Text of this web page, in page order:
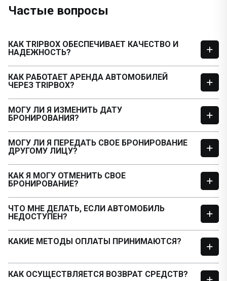
Частые вопросы
КАК TRIPBOX ОБЕСПЕЧИВАЕТ КАЧЕСТВО И
НАДЕЖНОСТЬ?
КАК РАБОТАЕТ АРЕНДА АВТОМОБИЛЕЙ
ЧЕРЕЗ TRIPBOX?
МОГУ ЛИ Я ИЗМЕНИТЬ ДАТУ
БРОНИРОВАНИЯ?
МОГУ ЛИ Я ПЕРЕДАТЬ СВОЕ БРОНИРОВАНИЕ
ДРУГОМУ ЛИЦУ?
КАК Я МОГУ ОТМЕНИТЬ СВОЕ
БРОНИРОВАНИЕ?
ЧТО МНЕ ДЕЛАТЬ, ЕСЛИ АВТОМОБИЛЬ
НЕДОСТУПЕН?
КАКИЕ МЕТОДЫ ОПЛАТЫ ПРИНИМАЮТСЯ?
КАК ОСУЩЕСТВЛЯЕТСЯ ВОЗВРАТ СРЕДСТВ?